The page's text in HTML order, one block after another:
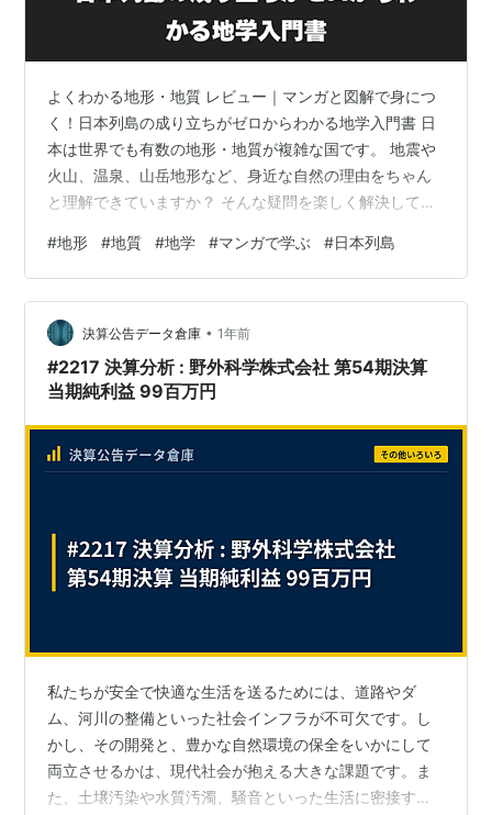
よくわかる地形・地質 レビュー｜マンガと図解で身につ
く！日本列島の成り立ちがゼロからわかる地学入門書 日
本は世界でも有数の地形・地質が複雑な国です。 地震や
火山、温泉、山岳地形など、身近な自然の理由をちゃん
と理解できていますか？ そんな疑問を楽しく解決してく
につく】』（吉川敏之・松浦浩久著／自由国民社）で
す。プレート境界に位置する日本列島の成り立ちを、マ
ンガと豊富な図解でゼロからわかりやすく解説した入門
書です。 商品の特徴 この本の最大の特徴は、**マンガと
図解を多用した親しみやすい解説**です。 マンガが全体
の20％以上を占め、楽しく読み進…
#地形 #地質 #地学 #マンガで学ぶ #日本列島
決算公告データ倉庫 • 1年前
#2217 決算分析 : 野外科学株式会社 第54期決算
当期純利益 99百万円
私たちが安全で快適な生活を送るためには、道路やダ
ム、河川の整備といった社会インフラが不可欠です。し
かし、その開発と、豊かな自然環境の保全をいかにして
両立させるかは、現代社会が抱える大きな課題です。ま
た、土壌汚染や水質汚濁、騒音といった生活に密接する